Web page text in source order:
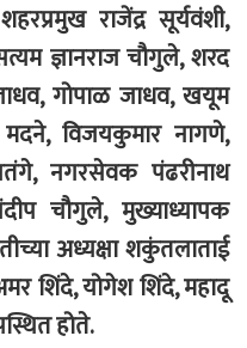
राजेंद्र सूर्यवंशी,
ज्ञानराज चौगुले, शरद
गोपाळ जाधव, खयूम
मदने, विजयकुमार नागणे,
नगरसेवक पंढरीनाथ
चौगुले, मुख्याध्यापक
अध्यक्षा शकुंतलाताई
शिंदे, योगेश शिंदे, महादू
होते.